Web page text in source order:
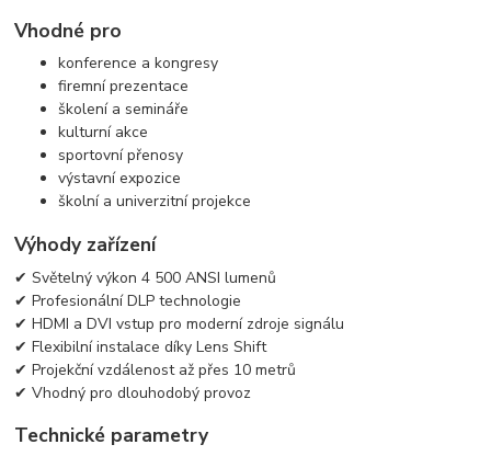
Vhodné pro
konference a kongresy
firemní prezentace
školení a semináře
kulturní akce
sportovní přenosy
výstavní expozice
školní a univerzitní projekce
Výhody zařízení
✔ Světelný výkon 4 500 ANSI lumenů
✔ Profesionální DLP technologie
✔ HDMI a DVI vstup pro moderní zdroje signálu
✔ Flexibilní instalace díky Lens Shift
✔ Projekční vzdálenost až přes 10 metrů
✔ Vhodný pro dlouhodobý provoz
Technické parametry